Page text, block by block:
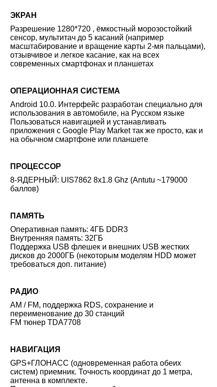
ЭКРАН
Разрешение 1280*720 , ёмкостный морозостойкий
сенсор, мультитач до 5 касаний (например
масштабирование и вращение карты 2-мя пальцами),
отзывчивое и легкое касание, как на всех
современных смартфонах и планшетах
ОПЕРАЦИОННАЯ СИСТЕМА
Android 10.0. Интерфейс разработан специально для
использования в автомобиле, на Русском языке
Пользоваться навигацией и устанавливать
приложения с Google Play Market так же просто, как и
на обычном смартфоне или планшете
ПРОЦЕССОР
8-ЯДЕРНЫЙ: UIS7862 8x1.8 Ghz (Antutu ~179000
баллов)
ПАМЯТЬ
Оперативная память: 4ГБ DDR3
Внутренняя память: 32ГБ
Поддержка USB флешек и внешних USB жестких
дисков до 2000ГБ (некоторым моделям HDD может
требоваться доп. питание)
РАДИО
AM / FM, поддержка RDS, сохранение и
переименование до 30 станций
FM тюнер TDA7708
НАВИГАЦИЯ
GPS+ГЛОНАСС (одновременная работа обеих
систем) приемник. Точность координат до 1 метра,
антенна в комплекте.